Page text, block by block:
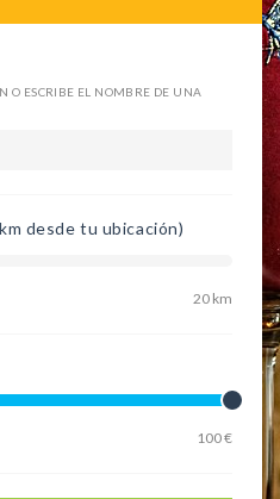
O ESCRIBE EL NOMBRE DE UNA
desde tu ubicación)
20 km
100 €